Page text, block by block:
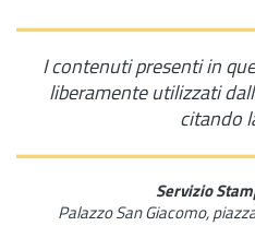
I contenuti presenti in
liberamente utilizzati
citando
Servizio
Palazzo San Giacomo,